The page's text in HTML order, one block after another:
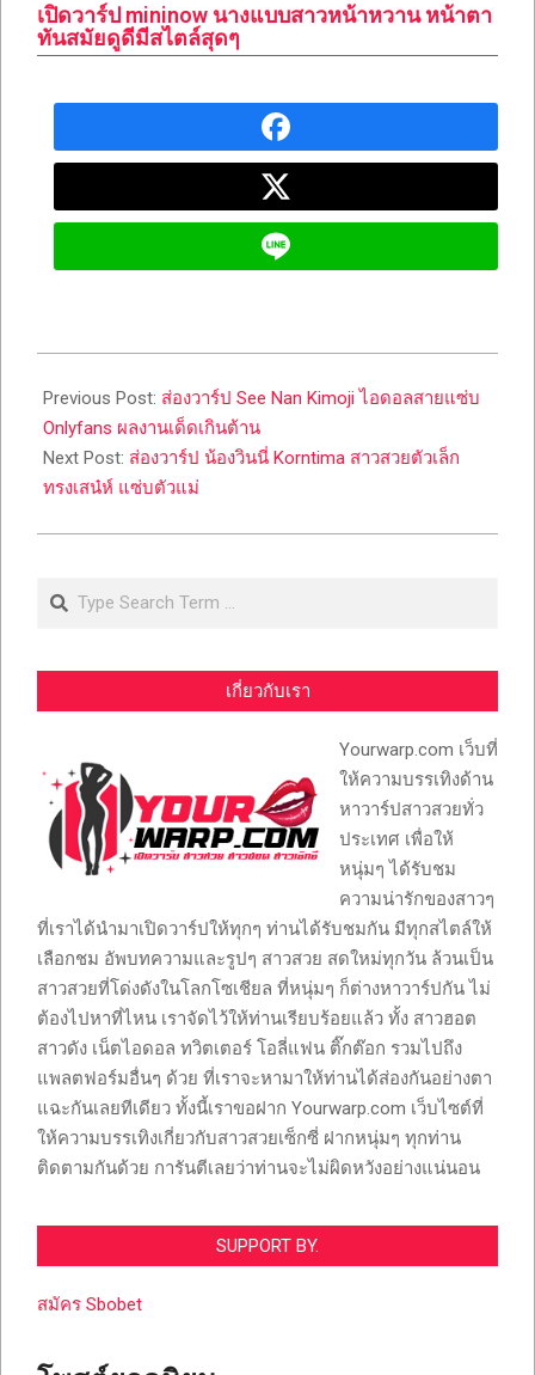
เปิดวาร์ป mininow นางแบบสาวหน้าหวาน หน้าตา
ทันสมัยดูดีมีสไตล์สุดๆ
03-
28
Previous Post: ส่องวาร์ป See Nan Kimoji ไอดอลสายแซ่บ
Onlyfans ผลงานเด็ดเกินต้าน
Next Post: ส่องวาร์ป น้องวินนี่ Korntima สาวสวยตัวเล็ก
ทรงเสน๋ห์ แซ่บตัวแม่
Search
เกี่ยวกับเรา
Yourwarp.com เว็บที่
ให้ความบรรเทิงด้าน
หาวาร์ปสาวสวยทั่ว
ประเทศ เพื่อให้
หนุ่มๆ ได้รับชม
ความน่ารักของสาวๆ
ที่เราได้นำมาเปิดวาร์ปให้ทุกๆ ท่านได้รับชมกัน มีทุกสไตล์ให้
เลือกชม อัพบทความและรูปๆ สาวสวย สดใหม่ทุกวัน ล้วนเป็น
สาวสวยที่โด่งดังในโลกโซเชียล ที่หนุ่มๆ ก็ต่างหาวาร์ปกัน ไม่
ต้องไปหาที่ไหน เราจัดไว้ให้ท่านเรียบร้อยแล้ว ทั้ง สาวฮอต
สาวดัง เน็ตไอดอล ทวิตเตอร์ โอลี่แฟน ติ๊กต๊อก รวมไปถึง
แพลตฟอร์มอื่นๆ ด้วย ที่เราจะหามาให้ท่านได้ส่องกันอย่างตา
แฉะกันเลยทีเดียว ทั้งนี้เราขอฝาก Yourwarp.com เว็บไซต์ที่
ให้ความบรรเทิงเกี่ยวกับสาวสวยเซ็กซี่ ฝากหนุ่มๆ ทุกท่าน
ติดตามกันด้วย การันตีเลยว่าท่านจะไม่ผิดหวังอย่างแน่นอน
SUPPORT BY.
สมัคร Sbobet